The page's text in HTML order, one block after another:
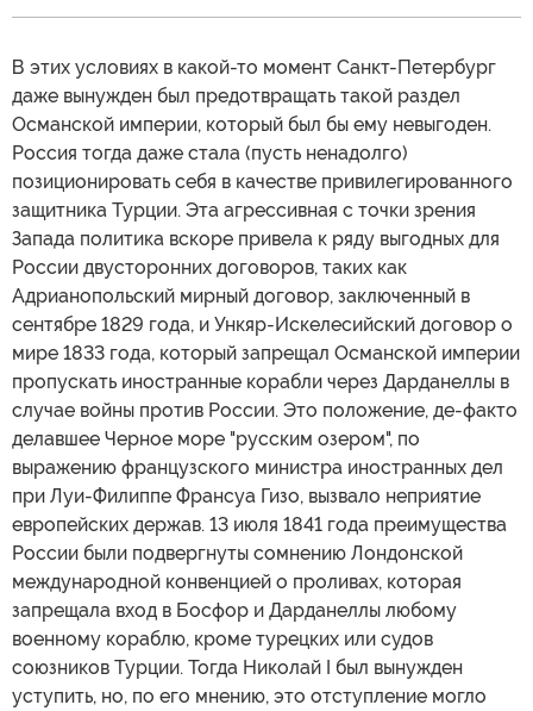
В этих условиях в какой-то момент Санкт-Петербург
даже вынужден был предотвращать такой раздел
Османской империи, который был бы ему невыгоден.
Россия тогда даже стала (пусть ненадолго)
позиционировать себя в качестве привилегированного
защитника Турции. Эта агрессивная с точки зрения
Запада политика вскоре привела к ряду выгодных для
России двусторонних договоров, таких как
Адрианопольский мирный договор, заключенный в
сентябре 1829 года, и Ункяр-Искелесийский договор о
мире 1833 года, который запрещал Османской империи
пропускать иностранные корабли через Дарданеллы в
случае войны против России. Это положение, де-факто
делавшее Черное море "русским озером", по
выражению французского министра иностранных дел
при Луи-Филиппе Франсуа Гизо, вызвало неприятие
европейских держав. 13 июля 1841 года преимущества
России были подвергнуты сомнению Лондонской
международной конвенцией о проливах, которая
запрещала вход в Босфор и Дарданеллы любому
военному кораблю, кроме турецких или судов
союзников Турции. Тогда Николай I был вынужден
уступить, но, по его мнению, это отступление могло